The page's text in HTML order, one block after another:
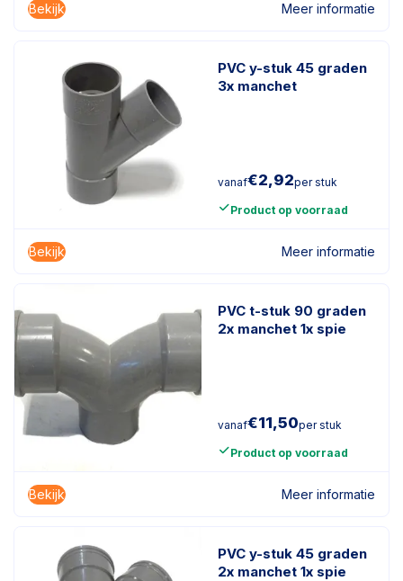
Bekijk Meer informatie
PVC y-stuk 45 graden
3x manchet
vanaf€2,92per stuk
Product op voorraad
Bekijk Meer informatie
PVC t-stuk 90 graden
2x manchet 1x spie
vanaf€11,50per stuk
Product op voorraad
Bekijk Meer informatie
PVC y-stuk 45 graden
2x manchet 1x spie